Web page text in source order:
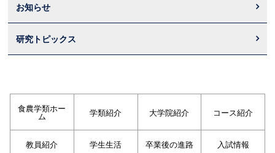
お知らせ
研究トピックス
食農学類ホー
ム 学類紹介 大学院紹介 コース紹介
教員紹介 学生生活 卒業後の進路 入試情報